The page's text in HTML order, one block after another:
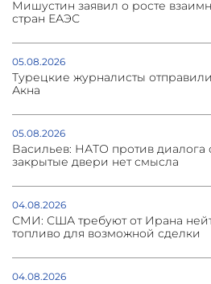
Мишустин заявил о росте
стран ЕАЭС
05.08.2026
Турецкие журналисты
Акна
05.08.2026
Васильев: НАТО против диалога
закрытые двери нет смысла
04.08.2026
СМИ: США требуют от Ирана
топливо для возможной сделки
04.08.2026